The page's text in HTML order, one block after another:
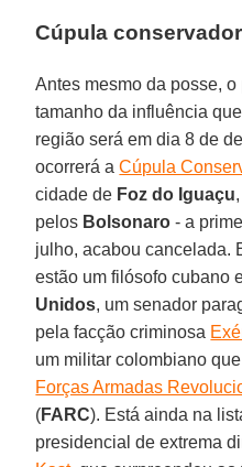
Cúpula
Antes mesmo da posse,
tamanho da influência
região será em dia 8 de
ocorrerá aCúpula
cidade de Foz do Iguaçu
pelos Bolsonaro - a
julho, acabou cancelada.
estão um filósofo cubano
Unidos, um senador
pela facção criminosa
um militar colombiano
Forças Armadas
(FARC). Está ainda na
presidencial de extrema